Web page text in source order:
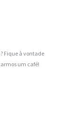
Fique à vontade
um café!